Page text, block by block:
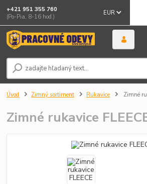
EUR
+421 951 355 760
(Po-Pia, 8-16 hod.)
Úvod Zimný sortiment Rukavice Zimné
Zimné rukavice